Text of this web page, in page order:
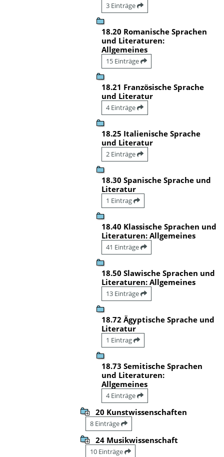
3 Einträge
18.20 Romanische Sprachen
und Literaturen:
Allgemeines
15 Einträge
18.21 Französische Sprache
und Literatur
4 Einträge
18.25 Italienische Sprache
und Literatur
2 Einträge
18.30 Spanische Sprache und
Literatur
1 Eintrag
18.40 Klassische Sprachen und
Literaturen: Allgemeines
41 Einträge
18.50 Slawische Sprachen und
Literaturen: Allgemeines
13 Einträge
18.72 Ägyptische Sprache und
Literatur
1 Eintrag
18.73 Semitische Sprachen
und Literaturen:
Allgemeines
4 Einträge
20 Kunstwissenschaften
8 Einträge
24 Musikwissenschaft
10 Einträge